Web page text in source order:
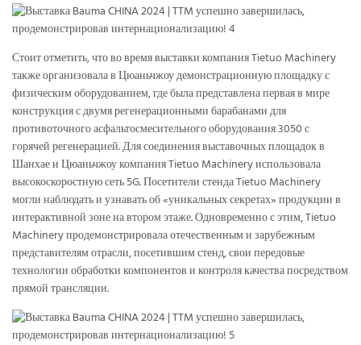
Стоит отметить, что во время выставки компания Tietuo Machinery
также организовала в Цюаньчжоу демонстрационную площадку с
физическим оборудованием, где была представлена ​​первая в мире
конструкция с двумя регенерационными барабанами для
противоточного асфальтосмесительного оборудования 3050 с
горячей регенерацией. Для соединения выставочных площадок в
Шанхае и Цюаньчжоу компания Tietuo Machinery использовала
высокоскоростную сеть 5G. Посетители стенда Tietuo Machinery
могли наблюдать и узнавать об «уникальных секретах» продукции в
интерактивной зоне на втором этаже. Одновременно с этим, Tietuo
Machinery продемонстрировала отечественным и зарубежным
представителям отрасли, посетившим стенд, свои передовые
технологии обработки компонентов и контроля качества посредством
прямой трансляции.